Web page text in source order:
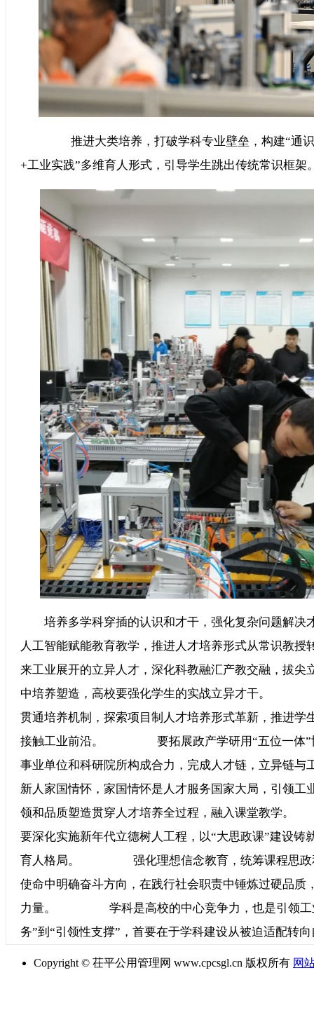
推进大类培养，打破学科专业壁垒，构建“通识
+工业实践”多维育人形式，引导学生跳出传统常识
培养多学科穿插的认识和才干，强化复杂问题解决
人工智能赋能教育教学，推进人才培养形式从常
来工业展开的立异人才，深化科教融汇产教交融，拔尖
中培养塑造，高校要强化学生的实战立异才干。
贯通培养机制，探索项目制人才培养形式革新，推进学
接触工业前沿。 要拓展政产学研用“五位一体”协
事业单位和科研院所构成合力，完成人才链，立
新人家国情怀，家国情怀是人才服务国家大局，引领工
领和品质塑造贯穿人才培养全过程，融入课堂教
要深化实施新年代立德树人工程，以“大思政课”建设铸
育人格局。 强化理想信念教育，统筹课程思政和
使命中明确奋斗方向，在践行社会职责中锤炼过硬品质
力量。 学科是高校的中心竞争力，也是引领工业
务”到“引领性支撑”，首要在于学科建设从被迫适配转
Copyright © 茌平公用管理网 www.cpcsgl.cn 版权所有 网